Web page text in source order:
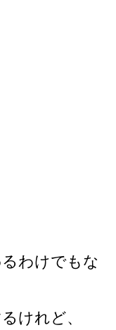
わけでもな
けれど、